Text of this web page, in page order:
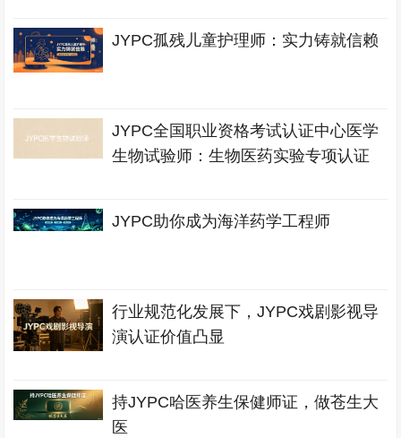
JYPC孤残儿童护理师：实力铸就信赖
JYPC全国职业资格考试认证中心医学
生物试验师：生物医药实验专项认证
JYPC助你成为海洋药学工程师
行业规范化发展下，JYPC戏剧影视导
演认证价值凸显
持JYPC哈医养生保健师证，做苍生大
医